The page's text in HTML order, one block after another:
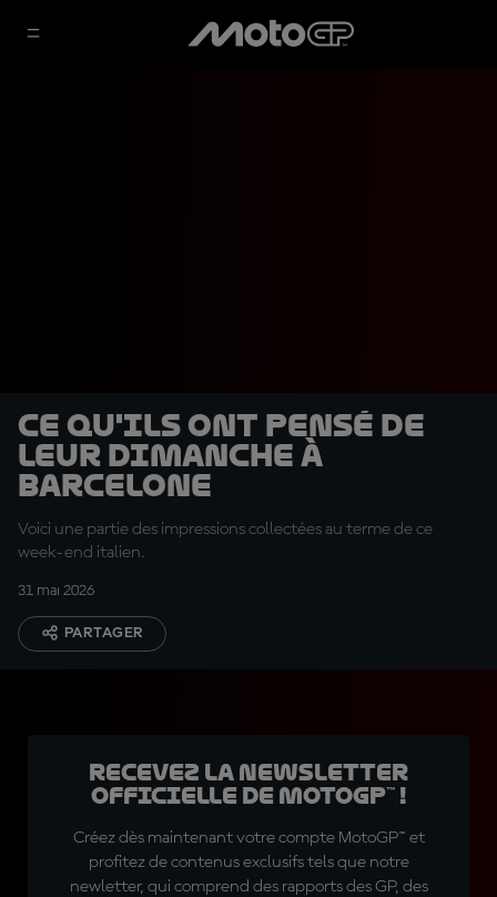
Ce qu'ils ont pensé de
leur dimanche à
Barcelone
Voici une partie des impressions collectées au terme de ce
week-end italien.
31 mai 2026
PARTAGER
Recevez la Newsletter
officielle de MotoGP™ !
Créez dès maintenant votre compte MotoGP™ et
profitez de contenus exclusifs tels que notre
newletter, qui comprend des rapports des GP, des